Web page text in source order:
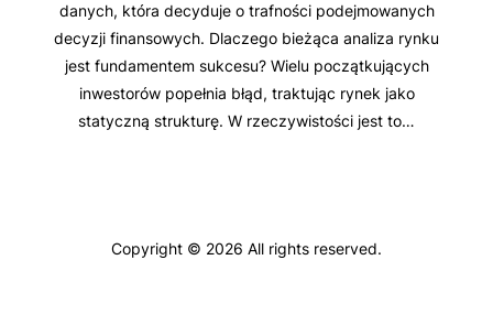
danych, która decyduje o trafności podejmowanych
decyzji finansowych. Dlaczego bieżąca analiza rynku
jest fundamentem sukcesu? Wielu początkujących
inwestorów popełnia błąd, traktując rynek jako
statyczną strukturę. W rzeczywistości jest to…
Copyright © 2026 All rights reserved.